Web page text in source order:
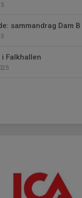
sammandrag Dam
i Falkhallen